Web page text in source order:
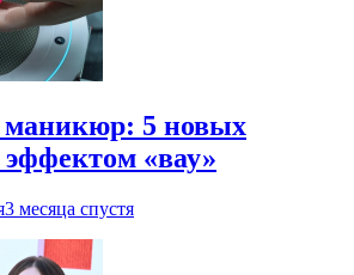
5 новых
эффектом «вау»
3 месяца спустя